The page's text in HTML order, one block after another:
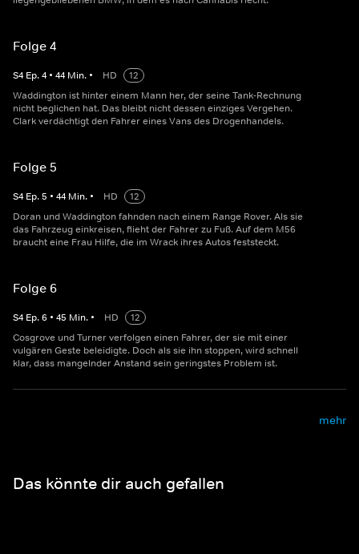
Folge 4
S4 Ep.4 • 44 Min. • HD
12
Waddington ist hinter einem Mann her, der seine Tank-Rechnung
nicht beglichen hat. Das bleibt nicht dessen einziges Vergehen.
Clark verdächtigt den Fahrer eines Vans des Drogenhandels.
Folge 5
S4 Ep.5 • 44 Min. • HD
12
Doran und Waddington fahnden nach einem Range Rover. Als sie
das Fahrzeug einkreisen, flieht der Fahrer zu Fuß. Auf dem M56
braucht eine Frau Hilfe, die im Wrack ihres Autos feststeckt.
Folge 6
S4 Ep.6 • 45 Min. • HD
12
Cosgrove und Turner verfolgen einen Fahrer, der sie mit einer
vulgären Geste beleidigte. Doch als sie ihn stoppen, wird schnell
klar, dass mangelnder Anstand sein geringstes Problem ist.
mehr
Das könnte dir auch gefallen